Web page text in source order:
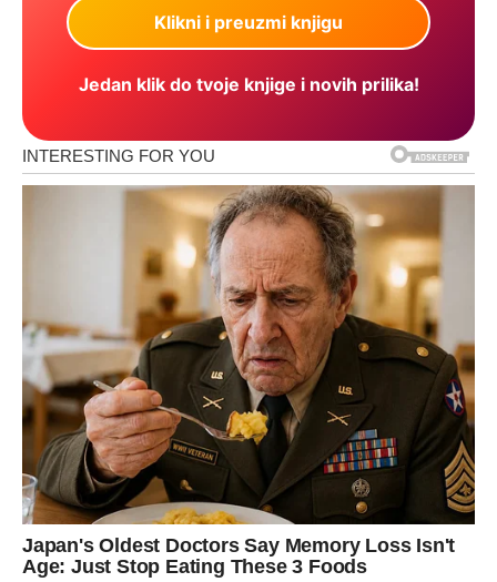
Jedan klik do tvoje knjige i novih prilika!